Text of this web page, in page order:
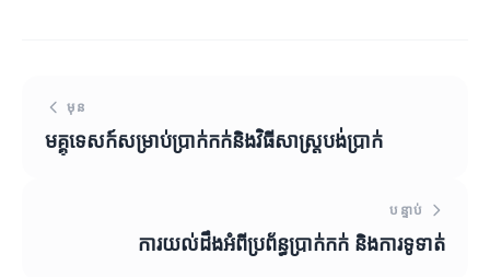
មុន
មគ្គុទេសក៍សម្រាប់ប្រាក់កក់និងវិធីសាស្រ្តបង់ប្រាក់
បន្ទាប់
ការយល់ដឹងអំពីប្រព័ន្ធប្រាក់កក់ និងការទូទាត់